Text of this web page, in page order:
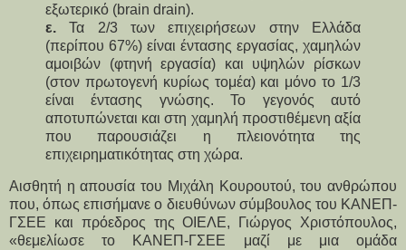
εξωτερικό (brain drain).
ε. Τα 2/3 των επιχειρήσεων στην Ελλάδα
(περίπου 67%) είναι έντασης εργασίας, χαμηλών
αμοιβών (φτηνή εργασία) και υψηλών ρίσκων
(στον πρωτογενή κυρίως τομέα) και μόνο το 1/3
είναι έντασης γνώσης. Το γεγονός αυτό
αποτυπώνεται και στη χαμηλή προστιθέμενη αξία
που παρουσιάζει η πλειονότητα της
επιχειρηματικότητας στη χώρα.
Αισθητή η απουσία του Μιχάλη Κουρουτού, του ανθρώπου
που, όπως επισήμανε ο διευθύνων σύμβουλος του ΚΑΝΕΠ-
ΓΣΕΕ και πρόεδρος της ΟΙΕΛΕ, Γιώργος Χριστόπουλος,
«θεμελίωσε το ΚΑΝΕΠ-ΓΣΕΕ μαζί με μια ομάδα